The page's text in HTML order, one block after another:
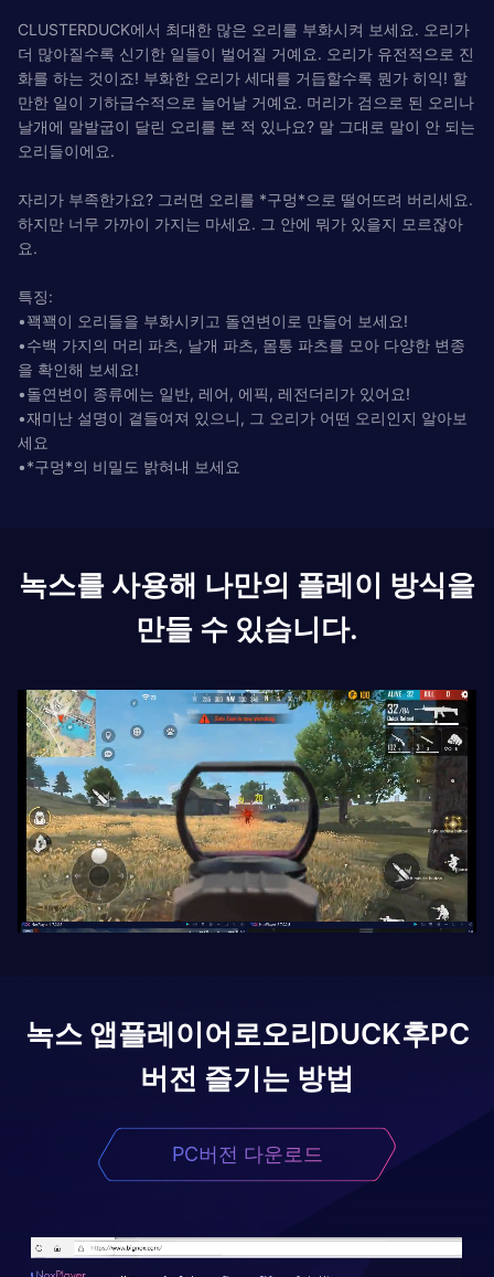
CLUSTERDUCK에서 최대한 많은 오리를 부화시켜 보세요. 오리가
더 많아질수록 신기한 일들이 벌어질 거예요. 오리가 유전적으로 진
화를 하는 것이죠! 부화한 오리가 세대를 거듭할수록 뭔가 히익! 할
만한 일이 기하급수적으로 늘어날 거예요. 머리가 검으로 된 오리나
날개에 말발굽이 달린 오리를 본 적 있나요? 말 그대로 말이 안 되는
오리들이에요.
자리가 부족한가요? 그러면 오리를 *구멍*으로 떨어뜨려 버리세요.
하지만 너무 가까이 가지는 마세요. 그 안에 뭐가 있을지 모르잖아
요.
특징:
•꽥꽥이 오리들을 부화시키고 돌연변이로 만들어 보세요!
•수백 가지의 머리 파츠, 날개 파츠, 몸통 파츠를 모아 다양한 변종
을 확인해 보세요!
•돌연변이 종류에는 일반, 레어, 에픽, 레전더리가 있어요!
•재미난 설명이 곁들여져 있으니, 그 오리가 어떤 오리인지 알아보
세요
•*구멍*의 비밀도 밝혀내 보세요
녹스를 사용해 나만의 플레이 방식을
만들 수 있습니다.
녹스 앱플레이어로오리DUCK후PC
버전 즐기는 방법
PC버전 다운로드